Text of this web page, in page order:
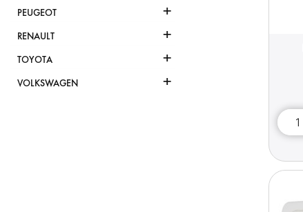
PEUGEOT +
RENAULT +
TOYOTA +
VOLKSWAGEN +